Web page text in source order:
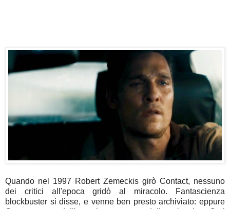
Quando nel 1997 Robert Zemeckis girò Contact, nessuno
dei critici all'epoca gridò al miracolo. Fantascienza
blockbuster si disse, e venne ben presto archiviato: eppure